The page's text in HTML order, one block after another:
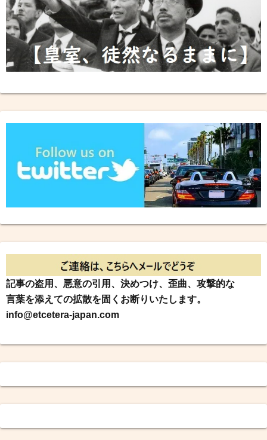
記事の盗用、悪意の引用、決めつけ、歪曲、攻撃的な
言葉を添えての拡散を固くお断りいたします。
info@etcetera-japan.com